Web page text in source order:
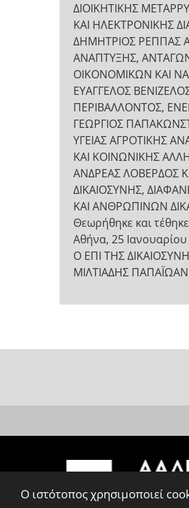
Ο ιστότοπος χρησιμοποιεί
ΔΙΟΙΚΗΤΙΚΗΣ
ΚΑΙ ΗΛΕΚΤΡΟΝΙΚΗΣ
ΔΗΜΗΤΡΙΟΣ ΡΕΠΠΑΣ
ΑΝΑΠΤΥΞΗΣ,
ΟΙΚΟΝΟΜΙΚΩΝ ΚΑΙ
ΕΥΑΓΓΕΛΟΣ
ΠΕΡΙΒΑΛΛΟΝΤΟΣ,
ΓΕΩΡΓΙΟΣ
ΥΓΕΙΑΣ ΑΓΡΟΤΙΚΗΣ
ΚΑΙ ΚΟΙΝΩΝΙΚΗΣ
ΑΝΔΡΕΑΣ ΛΟΒΕΡΔΟΣ
ΔΙΚΑΙΟΣΥΝΗΣ,
ΚΑΙ ΑΝΘΡΩΠΙΝΩΝ
Θεωρήθηκε και
Αθήνα, 25
Ο ΕΠΙ ΤΗΣ
ΜΙΛΤΙΑΔΗΣ
Σχόλια